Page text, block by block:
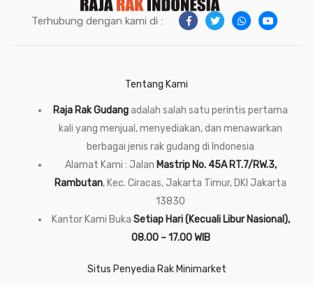
Terhubung dengan kami di :
Tentang Kami
Raja Rak Gudangadalah salah satu perintis pertama
kali yang menjual, menyediakan, dan menawarkan
berbagai jenis rak gudang di Indonesia
Alamat Kami : Jalan Mastrip No. 45A RT.7/RW.3,
Rambutan, Kec. Ciracas, Jakarta Timur, DKI Jakarta
13830
Kantor Kami Buka Setiap Hari (Kecuali Libur Nasional),
08.00 – 17.00 WIB
Situs Penyedia Rak Minimarket